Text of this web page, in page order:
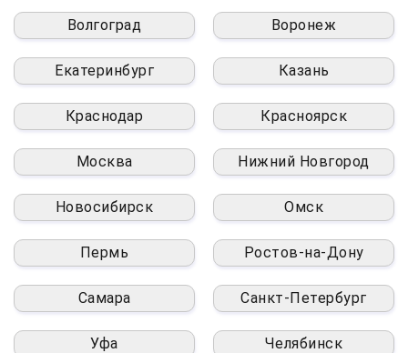
Волгоград Воронеж
Екатеринбург Казань
Краснодар Красноярск
Москва Нижний Новгород
Новосибирск Омск
Пермь Ростов-на-Дону
Самара Санкт-Петербург
Уфа Челябинск